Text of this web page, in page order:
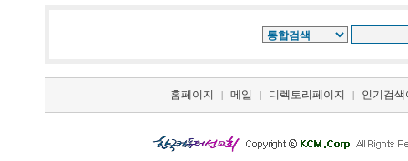
홈페이지 | 메일 | 디렉토리페이지 | 인기검색